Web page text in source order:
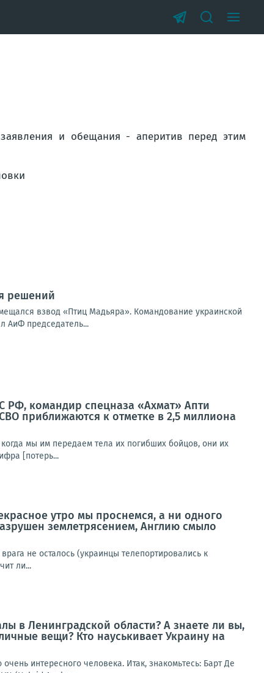
и обещания - аперитив перед этим
решений
взвод «Птиц Мадьяра». Командование украинской
АиФ председатель...
РФ, командир спецназа «Ахмат» Апти
приближаются к отметке в 2,5 миллиона
мы им передаем тела их погибших бойцов, они их
[потерь...
утро мы проснемся, а ни одного
землетрясением, Англию смыло
не осталось (украинцы телепортировались к
ли...
в Ленинградской области? А знаете ли вы,
вещи? Кто науськивает Украину на
интересного человека. Итак, знакомьтесь: Барт Де